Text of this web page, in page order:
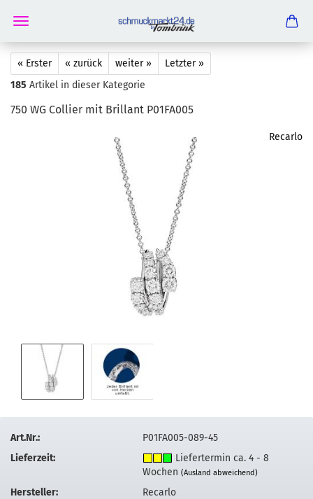
« Erster « zurück weiter »
Letzter »
185 Artikel in dieser Kategorie
750 WG Col­lier mit Bril­lant P01FA005
Recarlo
Art.Nr.:
P01FA005-089-45
Lieferzeit:
Liefertermin ca. 4 - 8
Wochen(Ausland abweichend)
Hersteller: Recarlo